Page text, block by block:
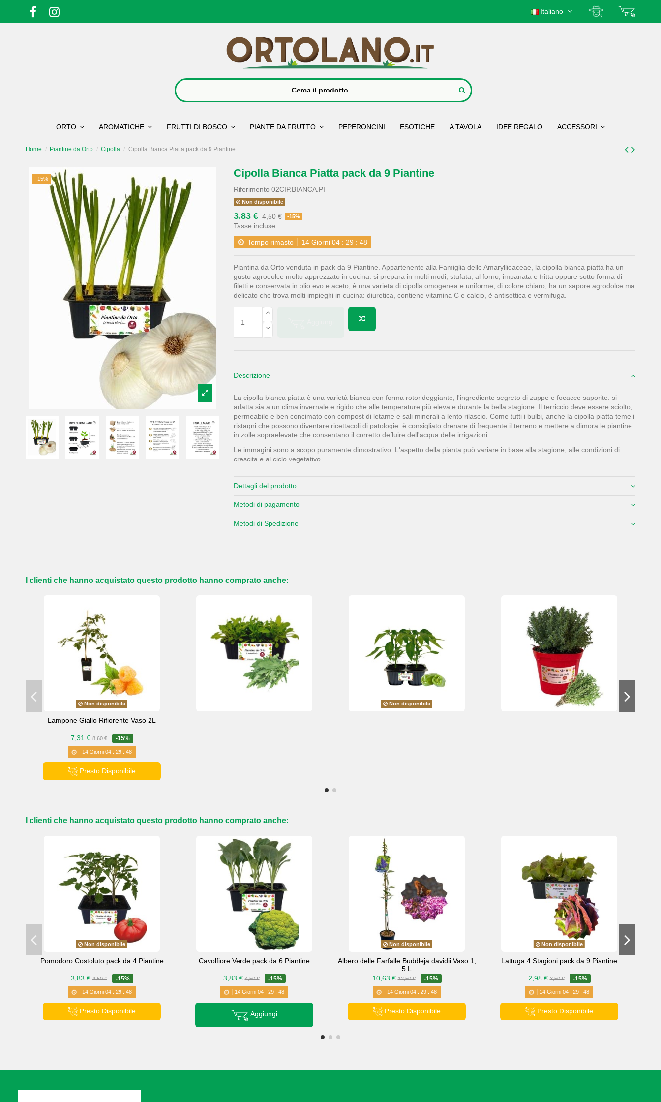
Italiano
ORTO AROMATICHE FRUTTI DI BOSCO PIANTE DA FRUTTO PEPERONCINI ESOTICHE A TAVOLA IDEE REGALO ACCESSORI
Home Piantine da Orto Cipolla Cipolla Bianca Piatta pack da 9 Piantine
-15% Cipolla Bianca Piatta pack da 9 Piantine
Riferimento 02CIP.BIANCA.PI
Non disponibile
3,83 € 4,50 € -15%
Tasse incluse
Tempo rimasto 14Giorni 04: 29 : 47
Piantina da Orto venduta in pack da 9 Piantine. Appartenente alla Famiglia delle Amaryllidaceae, la cipolla bianca piatta ha un
gusto agrodolce molto apprezzato in cucina: si prepara in molti modi, stufata, al forno, impanata e fritta oppure sotto forma di
filetti e conservata in olio evo e aceto; è una varietà di cipolla omogenea e uniforme, di colore chiaro, ha un sapore agrodolce ma
delicato che trova molti impieghi in cucina: diuretica, contiene vitamina C e calcio, è antisettica e vermifuga.
Descrizione
La cipolla bianca piatta è una varietà bianca con forma rotondeggiante, l'ingrediente segreto di zuppe e focacce saporite: si
adatta sia a un clima invernale e rigido che alle temperature più elevate durante la bella stagione. Il terriccio deve essere sciolto,
permeabile e ben concimato con compost di letame e sali minerali a lento rilascio. Come tutti i bulbi, anche la cipolla piatta teme i
ristagni che possono diventare ricettacoli di patologie: è consigliato drenare di frequente il terreno e mettere a dimora le piantine
in zolle sopraelevate che consentano il corretto defluire dell'acqua delle irrigazioni.
Le immagini sono a scopo puramente dimostrativo. L'aspetto della pianta può variare in base alla stagione, alle condizioni di
crescita e al ciclo vegetativo.
Dettagli del prodotto
Metodi di pagamento
Metodi di Spedizione
I clienti che hanno acquistato questo prodotto hanno comprato anche:
Non disponibile
Lampone Giallo Rifiorente Vaso 2L
7,31 €8,60 € -15%
14Giorni 04: 29: 47
Presto Disponibile
Non disponibile
I clienti che hanno acquistato questo prodotto hanno comprato anche:
Non disponibile
Pomodoro Costoluto pack da 4 Piantine
3,83 €4,50 € -15%
14Giorni 04: 29: 47
Presto Disponibile
Cavolfiore Verde pack da 6 Piantine
3,83 €4,50 € -15%
14Giorni 04: 29: 47
Aggiungi
Non disponibile
Albero delle Farfalle Buddleja davidii Vaso 1,
5 L
10,63 €12,50 € -15%
14Giorni 04: 29: 47
Presto Disponibile
Non disponibile
Lattuga 4 Stagioni pack da 9 Piantine
2,98 €3,50 € -15%
14Giorni 04: 29: 47
Presto Disponibile